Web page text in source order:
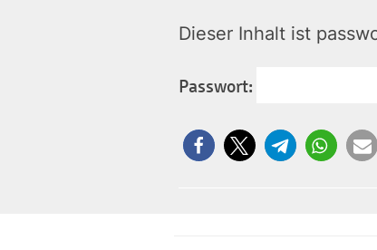
Dieser Inhalt ist
Passwort: